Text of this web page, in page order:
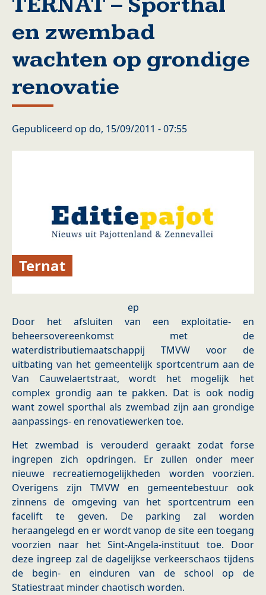
en zwembad
wachten op grondige
renovatie
Gepubliceerd op do, 15/09/2011 - 07:55
Ternat
ep
Door het afsluiten van een exploitatie- en
beheersovereenkomst met de
waterdistributiemaatschappij TMVW voor de
uitbating van het gemeentelijk sportcentrum aan de
Van Cauwelaertstraat, wordt het mogelijk het
complex grondig aan te pakken. Dat is ook nodig
want zowel sporthal als zwembad zijn aan grondige
aanpassings- en renovatiewerken toe.
Het zwembad is verouderd geraakt zodat forse
ingrepen zich opdringen. Er zullen onder meer
nieuwe recreatiemogelijkheden worden voorzien.
Overigens zijn TMVW en gemeentebestuur ook
zinnens de omgeving van het sportcentrum een
facelift te geven. De parking zal worden
heraangelegd en er wordt vanop de site een toegang
voorzien naar het Sint-Angela-instituut toe. Door
deze ingreep zal de dagelijkse verkeerschaos tijdens
de begin- en einduren van de school op de
Statiestraat minder chaotisch worden.